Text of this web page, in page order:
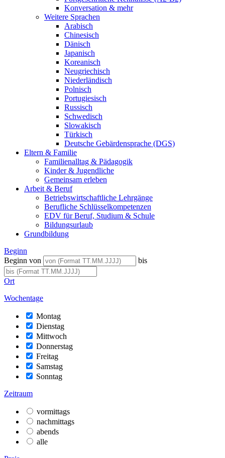
Konversation & mehr
Weitere Sprachen
Arabisch
Chinesisch
Dänisch
Japanisch
Koreanisch
Neugriechisch
Niederländisch
Polnisch
Portugiesisch
Russisch
Schwedisch
Slowakisch
Türkisch
Deutsche Gebärdensprache (DGS)
Eltern & Familie
Familienalltag & Pädagogik
Kinder & Jugendliche
Gemeinsam erleben
Arbeit & Beruf
Betriebswirtschaftliche Lehrgänge
Berufliche Schlüsselkompetenzen
EDV für Beruf, Studium & Schule
Bildungsurlaub
Grundbildung
Beginn
Beginn von
bis
Ort
Wochentage
Montag
Dienstag
Mittwoch
Donnerstag
Freitag
Samstag
Sonntag
Zeitraum
vormittags
nachmittags
abends
alle